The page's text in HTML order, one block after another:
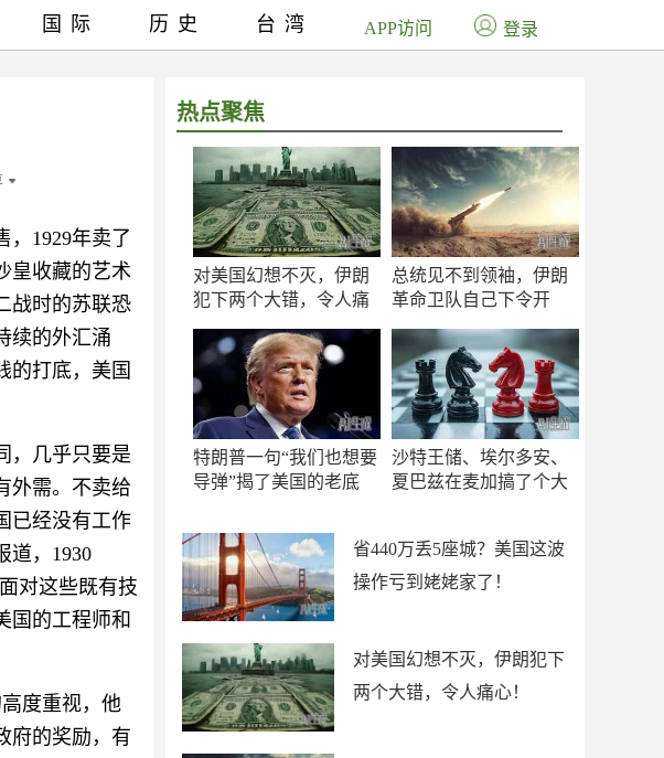
，1929年卖了
皇收藏的艺术
战时的苏联恐
续的外汇涌
的打底，美国
，几乎只要是
外需。不卖给
已经没有工作
道，1930
对这些既有技
国的工程师和
度重视，他
府的奖励，有
热点聚焦
对美国幻想不灭，伊朗
犯下两个大错，令人痛
总统见不到领袖，伊朗
革命卫队自己下令开
特朗普一句“我们也想要
导弹”揭了美国的老底
沙特王储、埃尔多安、
夏巴兹在麦加搞了个大
省440万丢5座城？美国这波
操作亏到姥姥家了！
对美国幻想不灭，伊朗犯下
两个大错，令人痛心！
国际 历史 台湾 APP访问 登录